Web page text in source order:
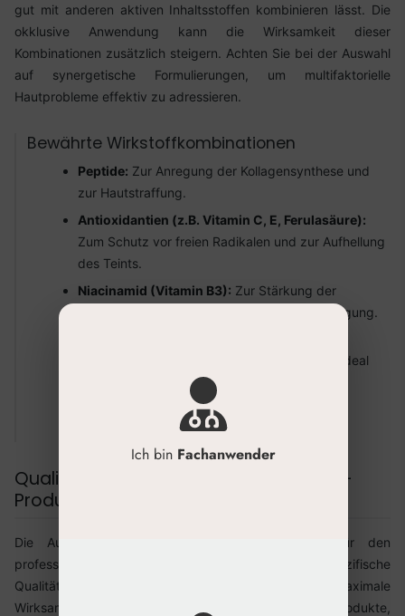
gut mit anderen aktiven Inhaltsstoffen kombinieren lässt. Die
okklusive Anwendung kann die Wirksamkeit dieser
Kombinationen zusätzlich steigern. Achten Sie bei der Auswahl
auf synergetische Formulierungen, um multifaktorielle
Hautprobleme effektiv zu adressieren.
Bewährte Wirkstoffkombinationen
Peptide: Zur Anregung der Kollagensynthese und
zur Hautstraffung.
Antioxidantien (z.B. Vitamin C, E, Ferulasäure):
Zum Schutz vor freien Radikalen und zur Aufhellung
des Teints.
Niacinamid (Vitamin B3): Zur Stärkung der
Hautbarriere, Porenbverfeinerung und Beruhigung.
Wundheilung und wirkt intensiv beruhigend, ideal
post-interventionell.
Zur nachhaltigen Reparatur und
Stärkung der Lipidbarriere.
Qualitätskriterien für professionelle HA-
Produkte
Die Auswahl an Hyaluronprodukten ist groß. Für den
professionellen Einsatz sind jedoch spezifische
Qualitätsmerkmale entscheidend, um Sicherheit und maximale
Wirksamkeit zu gewährleisten. Investieren Sie in Produkte,
Ich bin Fachanwender